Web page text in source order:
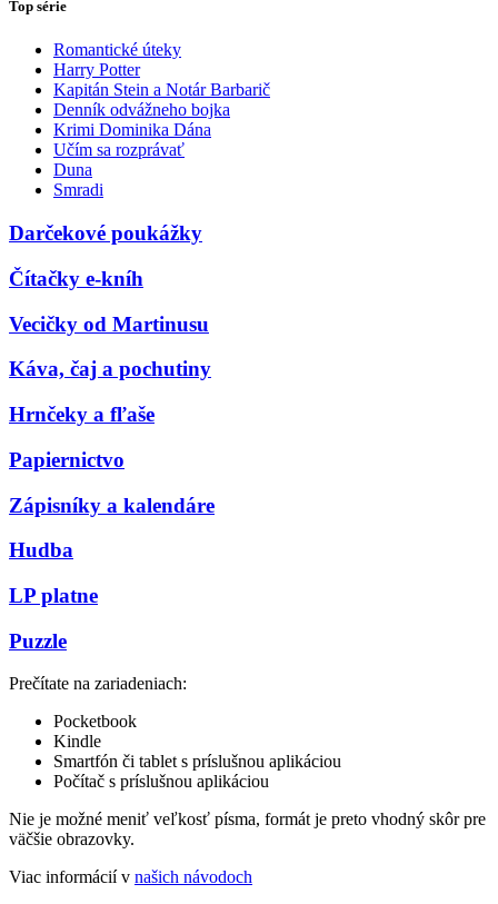
Top série
Romantické úteky
Harry Potter
Kapitán Stein a Notár Barbarič
Denník odvážneho bojka
Krimi Dominika Dána
Učím sa rozprávať
Duna
Smradi
Darčekové poukážky
Čítačky e-kníh
Vecičky od Martinusu
Káva, čaj a pochutiny
Hrnčeky a fľaše
Papiernictvo
Zápisníky a kalendáre
Hudba
LP platne
Puzzle
Prečítate na zariadeniach:
Pocketbook
Kindle
Smartfón či tablet s príslušnou aplikáciou
Počítač s príslušnou aplikáciou
Nie je možné meniť veľkosť písma, formát je preto vhodný skôr pre
väčšie obrazovky.
Viac informácií v našich návodoch